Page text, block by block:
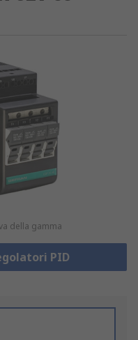
della gamma
PID